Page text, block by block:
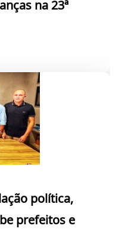
na 23ª
política,
prefeitos e